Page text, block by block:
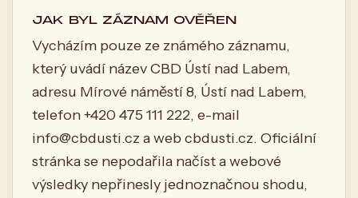
JAK BYL ZÁZNAM OVĚŘEN
Vycházím pouze ze známého záznamu,
který uvádí název CBD Ústí nad Labem,
adresu Mírové náměstí 8, Ústí nad Labem,
telefon +420 475 111 222, e-mail
info@cbdusti.cz a web cbdusti.cz. Oficiální
stránka se nepodařila načíst a webové
výsledky nepřinesly jednoznačnou shodu,